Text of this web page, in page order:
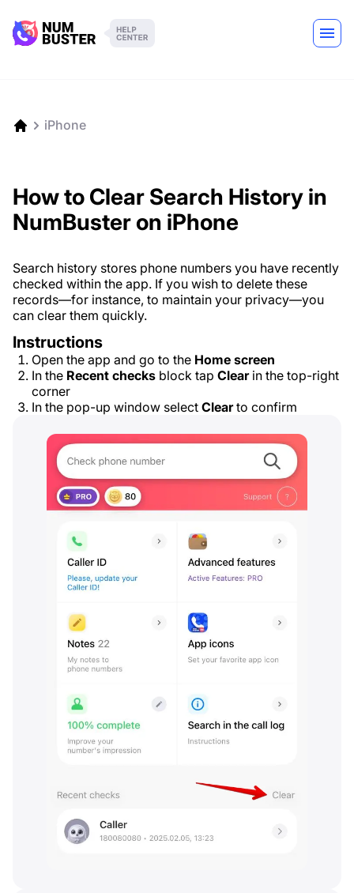
iPhone
How to Clear Search History in
NumBuster on iPhone
Search history stores phone numbers you have recently
checked within the app. If you wish to delete these
records—for instance, to maintain your privacy—you
can clear them quickly.
Instructions
Open the app and go to the Home screen
In the Recent checks block tap Clearin the top-right
corner
In the pop-up window select Clearto confirm